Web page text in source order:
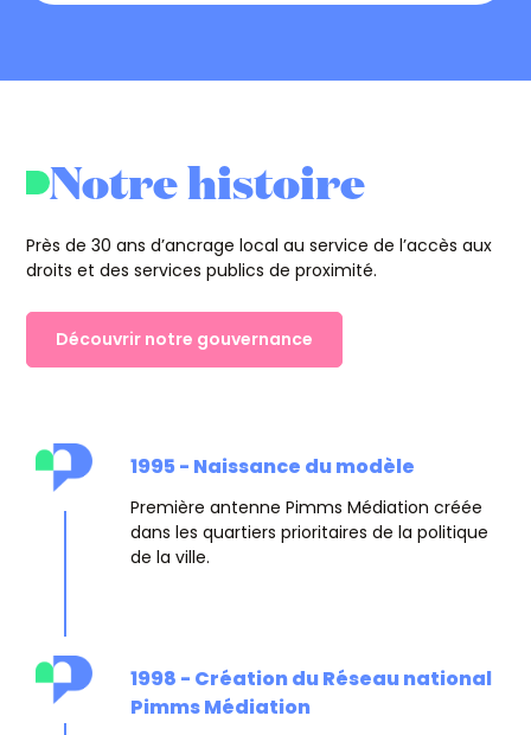
Notre histoire
Près de 30 ans d’ancrage local au service de l’accès aux
droits et des services publics de proximité.
Découvrir notre gouvernance
1995 - Naissance du modèle
Première antenne Pimms Médiation créée
dans les quartiers prioritaires de la politique
de la ville.
1998 - Création du Réseau national
Pimms Médiation